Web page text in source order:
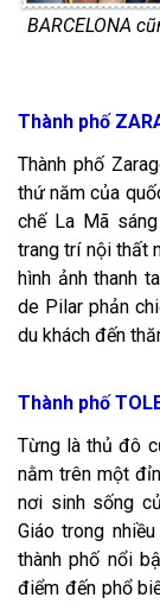
BARCELONA
Thành phố
Thành phố
thứ năm của
chế La Mã
trang trí nội thất
hình ảnh thanh
de Pilar phản
du khách đến
Thành phố
Từng là thủ đô
nằm trên một
nơi sinh sống
Giáo trong
thành phố nổi
điểm đến phổ